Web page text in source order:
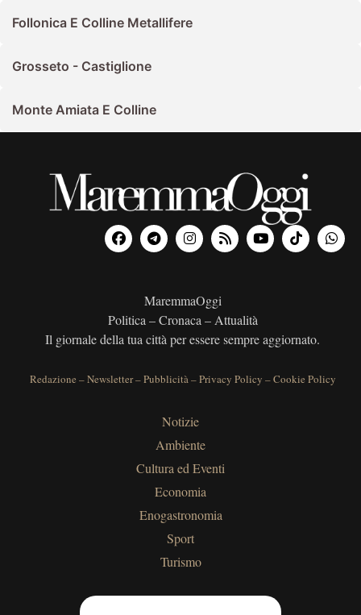
Follonica E Colline Metallifere
Grosseto - Castiglione
Monte Amiata E Colline
MaremmaOggi
Politica – Cronaca – Attualità
Il giornale della tua città per essere sempre aggiornato.
Redazione –Newsletter–Pubblicità–Privacy Policy –Cookie Policy
Notizie
Ambiente
Cultura ed Eventi
Economia
Enogastronomia
Sport
Turismo